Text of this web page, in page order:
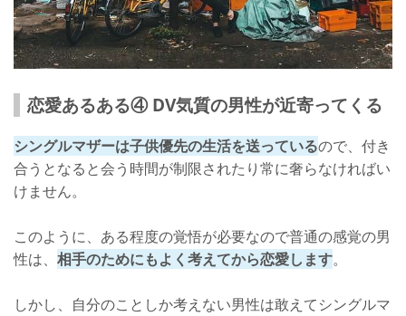
恋愛あるある④ DV気質の男性が近寄ってくる
シングルマザーは子供優先の生活を送っているので、付き
合うとなると会う時間が制限されたり常に奢らなければい
けません。
このように、ある程度の覚悟が必要なので普通の感覚の男
性は、 相手のためにもよく考えてから恋愛します。
しかし、自分のことしか考えない男性は敢えてシングルマ